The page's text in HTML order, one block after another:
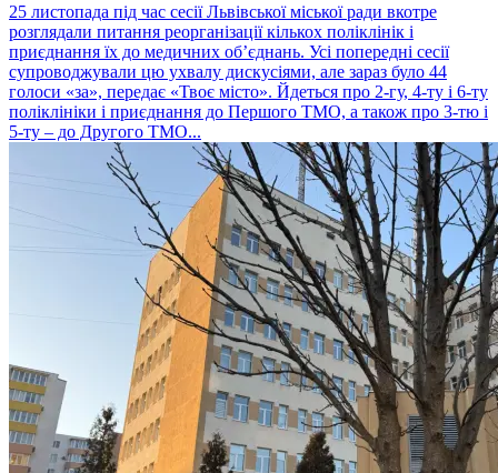
25 листопада під час сесії Львівської міської ради вкотре
розглядали питання реорганізації кількох поліклінік і
приєднання їх до медичних обʼєднань. Усі попередні сесії
супроводжували цю ухвалу дискусіями, але зараз було 44
голоси «за», передає «Твоє місто». Йдеться про 2-гу, 4-ту і 6-ту
поліклініки і приєднання до Першого ТМО, а також про 3-тю і
5-ту – до Другого ТМО...